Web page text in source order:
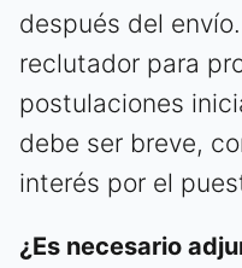
después del
reclutador para
postulaciones
debe ser breve,
interés por el
¿Es necesario